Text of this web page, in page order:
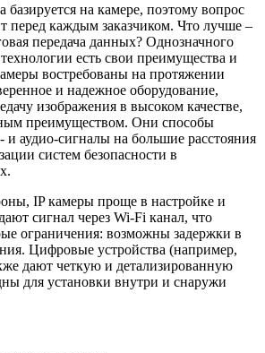
на камере, поэтому вопрос
перед каждым заказчиком. Что лучше –
передача данных? Однозначного
есть свои преимущества и
востребованы на протяжении
и надежное оборудование,
изображения в высоком качестве,
преимуществом. Они способы
и аудио-сигналы на большие расстояния
систем безопасности в
IP камеры проще в настройке и
сигнал через Wi-Fi канал, что
ограничения: возможны задержки в
Цифровые устройства (например,
дают четкую и детализированную
для установки внутри и снаружи